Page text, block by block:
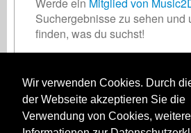
Wir verwenden Cookies. Durch
der Webseite akzeptieren Sie die
Verwendung von Cookies, weitere
Suchergebnisse zu sehen und
finden, was du suchst!
Registriere Dich jetzt